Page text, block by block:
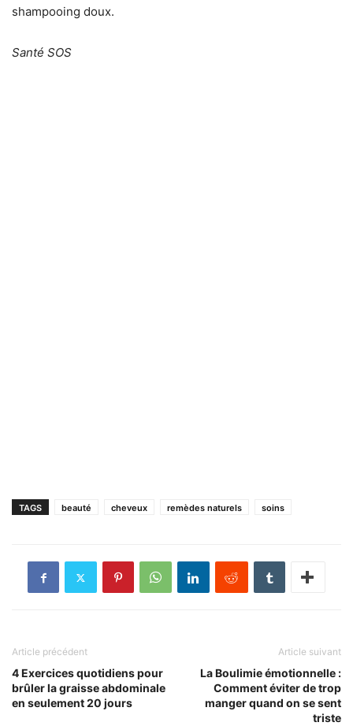
shampooing doux.
Santé SOS
TAGS beauté cheveux remèdes naturels soins
Article précédent
4 Exercices quotidiens pour
brûler la graisse abdominale
en seulement 20 jours
Article suivant
La Boulimie émotionnelle :
Comment éviter de trop
manger quand on se sent
triste